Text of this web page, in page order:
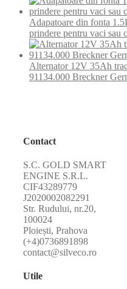
Adapatoare din fonta
prindere pentru vaci sau
Alternator 12V 35Ah
91134.000 Breckner
Contact
S.C. GOLD SMART
ENGINE S.R.L.
CIF43289779
J2020002082291
Str. Rudului, nr.20,
100024
Ploiești, Prahova
(+4)0736891898
contact@silveco.ro
Utile